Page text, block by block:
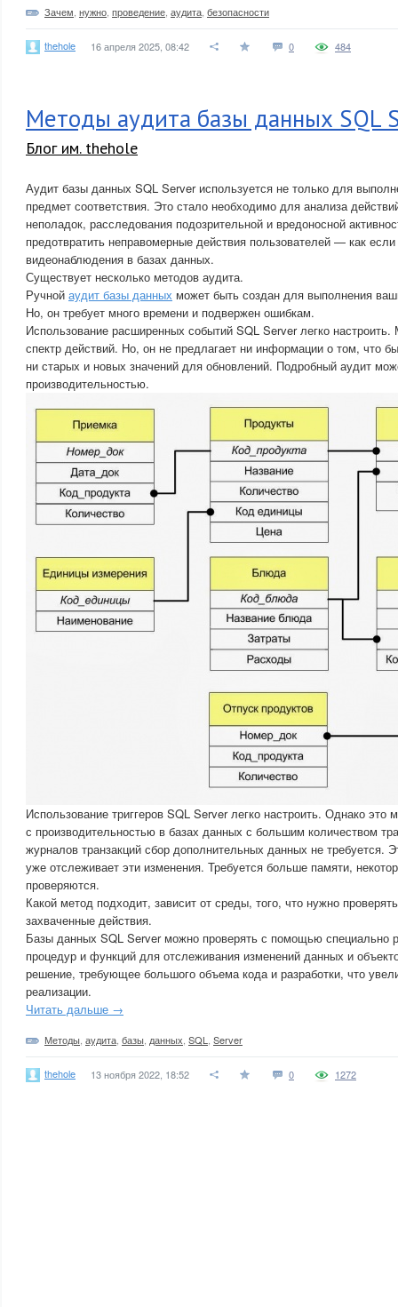
Зачем нужно проведение аудита безопасности
thehole 16 апреля 2025, 08:42 0 484
Методы аудита базы данных SQL
Блог им. thehole
Аудит базы данных SQL Server используется не только для
предмет соответствия. Это стало необходимо для анализа
неполадок, расследования подозрительной и вредоносной
предотвратить неправомерные действия пользователей — как
видеонаблюдения в базах данных.
Существует несколько методов аудита.
Ручной аудит базы данных может быть создан для выполнения
Но, он требует много времени и подвержен ошибкам.
Использование расширенных событий SQL Server легко
спектр действий. Но, он не предлагает ни информации о том, что
ни старых и новых значений для обновлений. Подробный аудит
производительностью.
Использование триггеров SQL Server легко настроить. Однако это
с производительностью в базах данных с большим количеством
журналов транзакций сбор дополнительных данных не требуется.
уже отслеживает эти изменения. Требуется больше памяти,
проверяются.
Какой метод подходит, зависит от среды, того, что нужно
захваченные действия.
Базы данных SQL Server можно проверять с помощью специально
процедур и функций для отслеживания изменений данных и
решение, требующее большого объема кода и разработки, что
реализации.
Читать дальше →
Методы аудита базы данных SQL Server
thehole 13 ноября 2022, 18:52 0 1272